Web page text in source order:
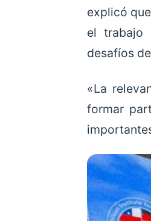
explicó
el trabajo
desafíos
«La
formar